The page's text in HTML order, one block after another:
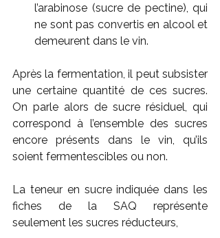
l’arabinose (sucre de pectine), qui
ne sont pas convertis en alcool et
demeurent dans le vin.
Après la fermentation, il peut subsister
une certaine quantité de ces sucres.
On parle alors de sucre résiduel, qui
correspond à l’ensemble des sucres
encore présents dans le vin, qu’ils
soient fermentescibles ou non.
La teneur en sucre indiquée dans les
fiches de la SAQ représente
seulement les sucres réducteurs,